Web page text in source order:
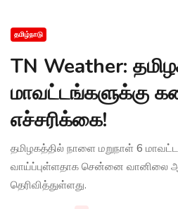
தமிழ்நாடு
TN Weather:
மாவட்டங்களுக்கு
எச்சரிக்கை!
தமிழகத்தில் நாளை மறுநாள் 6
வாய்ப்புள்ளதாக சென்னை வானிலை
தெரிவித்துள்ளது.